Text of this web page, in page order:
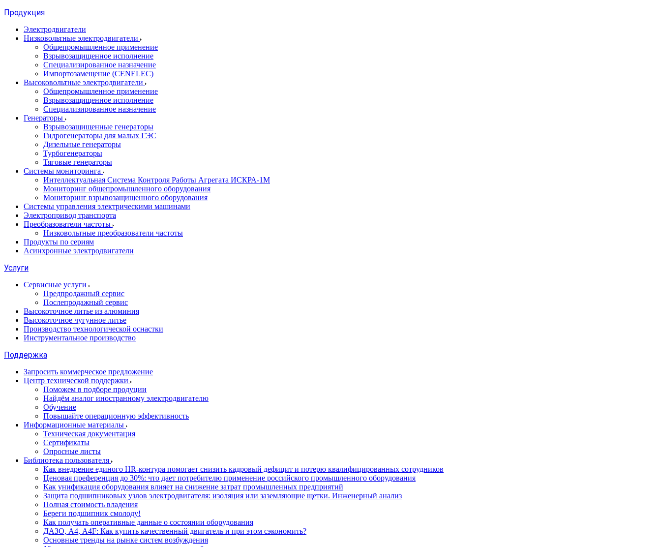
Продукция
Электродвигатели
Низковольтные электродвигатели
Общепромышленное применение
Взрывозащищенное исполнение
Специализированное назначение
Импортозамещение (CENELEC)
Высоковольтные электродвигатели
Общепромышленное применение
Взрывозащищенное исполнение
Специализированное назначение
Генераторы
Взрывозащищенные генераторы
Гидрогенераторы для малых ГЭС
Дизельные генераторы
Турбогенераторы
Тяговые генераторы
Системы мониторинга
Интеллектуальная Система Контроля Работы Агрегата ИСКРА-1М
Мониторинг общепромышленного оборудования
Мониторинг взрывозащищенного оборудования
Системы управления электрическими машинами
Электропривод транспорта
Преобразователи частоты
Низковольтные преобразователи частоты
Продукты по сериям
Асинхронные электродвигатели
Услуги
Сервисные услуги
Предпродажный сервис
Послепродажный сервис
Высокоточное литье из алюминия
Высокоточное чугунное литье
Производство технологической оснастки
Инструментальное производство
Поддержка
Запросить коммерческое предложение
Центр технической поддержки
Поможем в подборе продуции
Найдём аналог иностранному электродвигателю
Обучение
Повышайте операционную эффективность
Информационные материалы
Техническая документация
Сертификаты
Опросные листы
Библиотека пользователя
Как внедрение единого HR-контура помогает снизить кадровый дефицит и потерю квалифицированных сотрудников
Ценовая преференция до 30%: что дает потребителю применение российского промышленного оборудования
Как унификация оборудования влияет на снижение затрат промышленных предприятий
Защита подшипниковых узлов электродвигателя: изоляция или заземляющие щетки. Инженерный анализ
Полная стоимость владения
Береги подшипник смолоду!
Как получать оперативные данные о состоянии оборудования
ДАЗО, А4, А4F: Как купить качественный двигатель и при этом сэкономить?
Основные тренды на рынке систем возбуждения